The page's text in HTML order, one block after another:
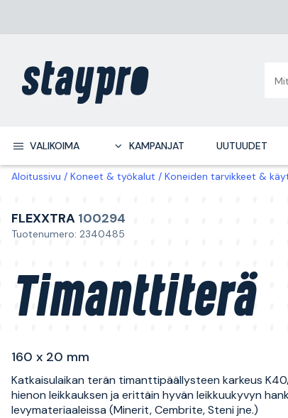
VALIKOIMA KAMPANJAT UUTUUDET
Aloitussivu Koneet & työkalut Koneiden tarvikkeet &
FLEXXTRA 100294
Tuotenumero: 2340485
Timanttiterä
160 x 20 mm
Katkaisulaikan terän timanttipäällysteen karkeus
hienon leikkauksen ja erittäin hyvän leikkuukyvyn
levymateriaaleissa (Minerit, Cembrite, Steni jne.)